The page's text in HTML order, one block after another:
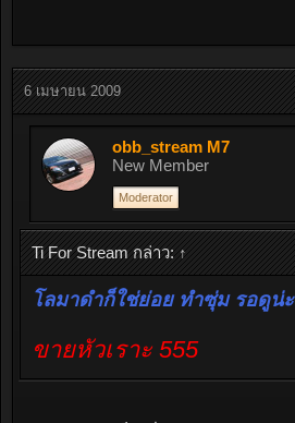
6 เมษายน 2009
obb_stream M7
New Member
Moderator
Ti For Stream กล่าว: ↑
โลมาดำก็ใช่ย่อย ทำซุ่ม รอดูน่ะ
ขายหัวเราะ 555